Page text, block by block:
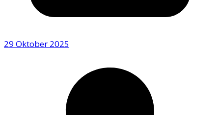
29 Oktober 2025